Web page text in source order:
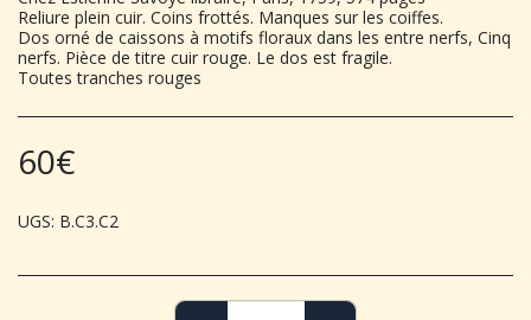
Reliure plein cuir. Coins frottés. Manques sur les coiffes.
Dos orné de caissons à motifs floraux dans les entre nerfs, Cinq
nerfs. Pièce de titre cuir rouge. Le dos est fragile.
Toutes tranches rouges
60€
UGS: B.C3.C2